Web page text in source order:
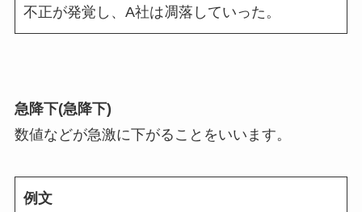
不正が発覚し、A社は凋落していった。
急降下(急降下)
数値などが急激に下がることをいいます。
例文